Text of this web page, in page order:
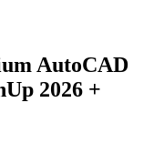
AutoCAD
2026 +